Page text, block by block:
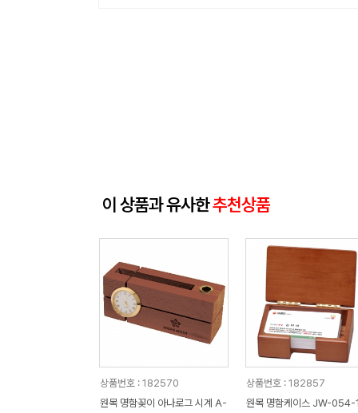
이 상품과 유사한추천상품
상품번호 : 182570
원목 명함꽂이 아나로그 시계 A-
상품번호 : 182857
원목 명함케이스 JW-054-